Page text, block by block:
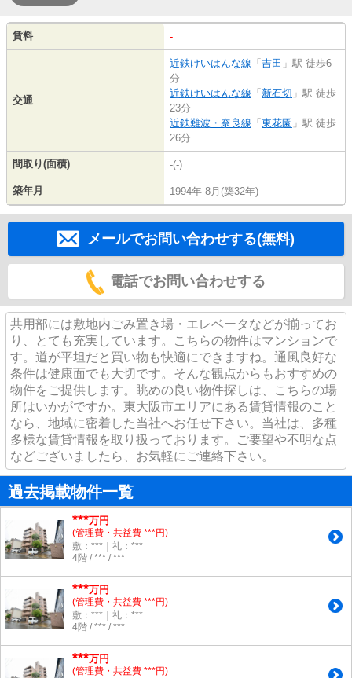
賃料 -
交通
近鉄けいはんな線 「 吉田 」駅 徒歩6
分
近鉄けいはんな線 「 新石切 」駅 徒歩
23分
近鉄難波・奈良線 「 東花園 」駅 徒歩
26分
間取り(面積) -(-)
築年月 1994年 8月(築32年)
メールでお問い合わせする(無料)
電話でお問い合わせする
共用部には敷地内ごみ置き場・エレベータなどが揃ってお
り、とても充実しています。こちらの物件はマンションで
す。道が平坦だと買い物も快適にできますね。通風良好な
条件は健康面でも大切です。そんな観点からもおすすめの
物件をご提供します。眺めの良い物件探しは、こちらの場
所はいかがですか。東大阪市エリアにある賃貸情報のこと
なら、地域に密着した当社へお任せ下さい。当社は、多種
多様な賃貸情報を取り扱っております。ご要望や不明な点
などございましたら、お気軽にご連絡下さい。
過去掲載物件一覧
***万円
(管理費・共益費 ***円)
敷：***｜礼：***
4階 / *** / ***
***万円
(管理費・共益費 ***円)
敷：***｜礼：***
4階 / *** / ***
***万円
(管理費・共益費 ***円)